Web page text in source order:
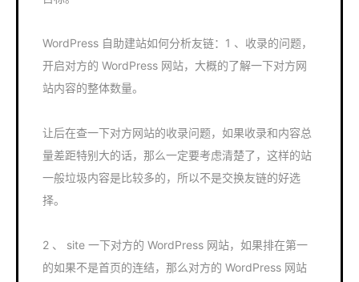
WordPress 自助建站如何分析友链：1 、收录的问题，
开启对方的 WordPress 网站，大概的了解一下对方网
站内容的整体数量。
让后在查一下对方网站的收录问题，如果收录和内容总
量差距特别大的话，那么一定要考虑清楚了，这样的站
一般垃圾内容是比较多的，所以不是交换友链的好选
择。
2 、 site 一下对方的 WordPress 网站，如果排在第一
的如果不是首页的连结，那么对方的 WordPress 网站